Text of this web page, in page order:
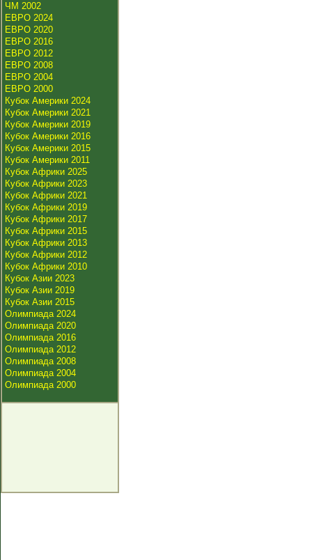
ЧМ 2002
ЕВРО 2024
ЕВРО 2020
ЕВРО 2016
ЕВРО 2012
ЕВРО 2008
ЕВРО 2004
ЕВРО 2000
Кубок Америки 2024
Кубок Америки 2021
Кубок Америки 2019
Кубок Америки 2016
Кубок Америки 2015
Кубок Америки 2011
Кубок Африки 2025
Кубок Африки 2023
Кубок Африки 2021
Кубок Африки 2019
Кубок Африки 2017
Кубок Африки 2015
Кубок Африки 2013
Кубок Африки 2012
Кубок Африки 2010
Кубок Азии 2023
Кубок Азии 2019
Кубок Азии 2015
Олимпиада 2024
Олимпиада 2020
Олимпиада 2016
Олимпиада 2012
Олимпиада 2008
Олимпиада 2004
Олимпиада 2000